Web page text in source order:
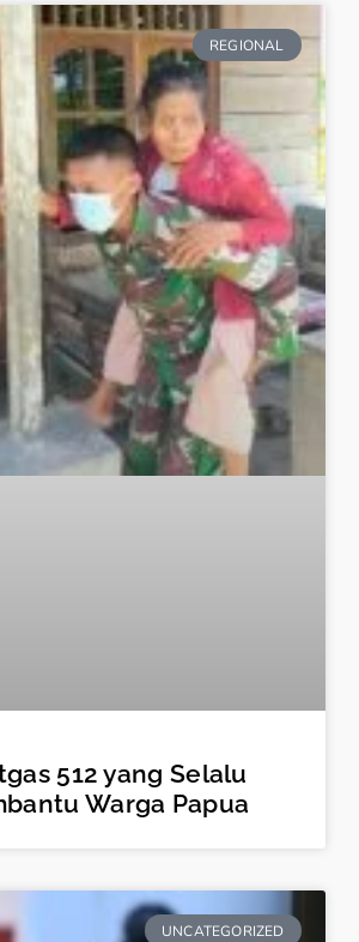
REGIONAL
512 yang Selalu
Warga Papua
UNCATEGORIZED